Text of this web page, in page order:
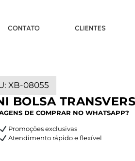
CONTATO CLIENTES
XB-08055
BOLSA
DE COMPRAR NO WHATSAPP?
Promoções exclusivas
Atendimento rápido e flexível